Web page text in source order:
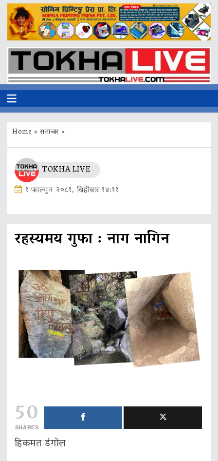
Home »समाचार »
TOKHA LIVE
१ फाल्गुन २०८१, बिहीबार १४:११
रहस्यमय गुफा : नाग नागिन
50
SHARES
हिकमत डंगोल